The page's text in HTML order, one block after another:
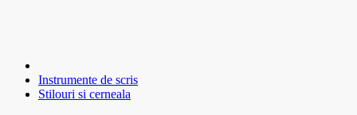
Instrumente de scris
Stilouri si cerneala